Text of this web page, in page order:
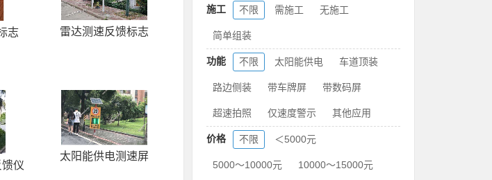
志 雷达测速反馈标志
仪
太阳能供电测速屏
施工 不限 需施工 无施工
简单组装
功能 不限 太阳能供电 车道顶装
路边侧装 带车牌屏 带数码屏
超速拍照 仅速度警示 其他应用
价格 不限 ＜5000元
5000～10000元 10000～15000元